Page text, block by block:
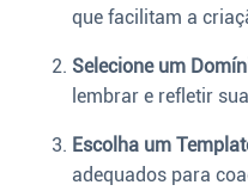
que facilitam a
Selecione um
lembrar e refletir
Escolha um
adequados para